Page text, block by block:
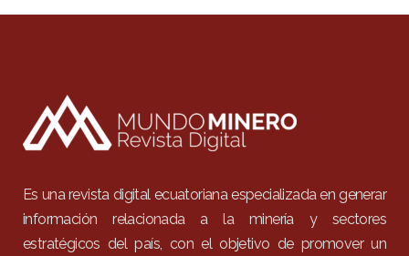
Es una revista digital ecuatoriana especializada en generar
información relacionada a la minería y sectores
estratégicos del país, con el objetivo de promover un